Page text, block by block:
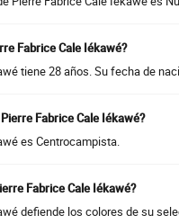
Fabrice Cale Iékawé?
tiene 28 años. Su fecha de
Fabrice Cale Iékawé?
es Centrocampista.
Fabrice Cale Iékawé?
defiende los colores de su